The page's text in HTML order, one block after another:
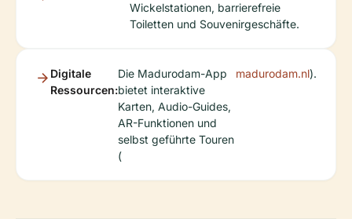
Wickelstationen, barrierefreie
Toiletten und Souvenirgeschäfte.
Digitale
Ressourcen:
Die Madurodam-App
bietet interaktive
Karten, Audio-Guides,
AR-Funktionen und
selbst geführte Touren
(
madurodam.nl).